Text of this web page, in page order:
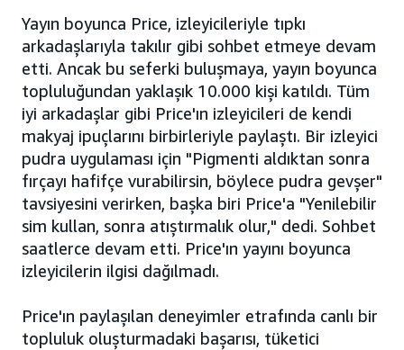
Yayın boyunca Price, izleyicileriyle tıpkı
arkadaşlarıyla takılır gibi sohbet etmeye devam
etti. Ancak bu seferki buluşmaya, yayın boyunca
topluluğundan yaklaşık 10.000 kişi katıldı. Tüm
iyi arkadaşlar gibi Price'ın izleyicileri de kendi
makyaj ipuçlarını birbirleriyle paylaştı. Bir izleyici
pudra uygulaması için "Pigmenti aldıktan sonra
fırçayı hafifçe vurabilirsin, böylece pudra gevşer"
tavsiyesini verirken, başka biri Price'a "Yenilebilir
sim kullan, sonra atıştırmalık olur," dedi. Sohbet
saatlerce devam etti. Price'ın yayını boyunca
izleyicilerin ilgisi dağılmadı.
Price'ın paylaşılan deneyimler etrafında canlı bir
topluluk oluşturmadaki başarısı, tüketici